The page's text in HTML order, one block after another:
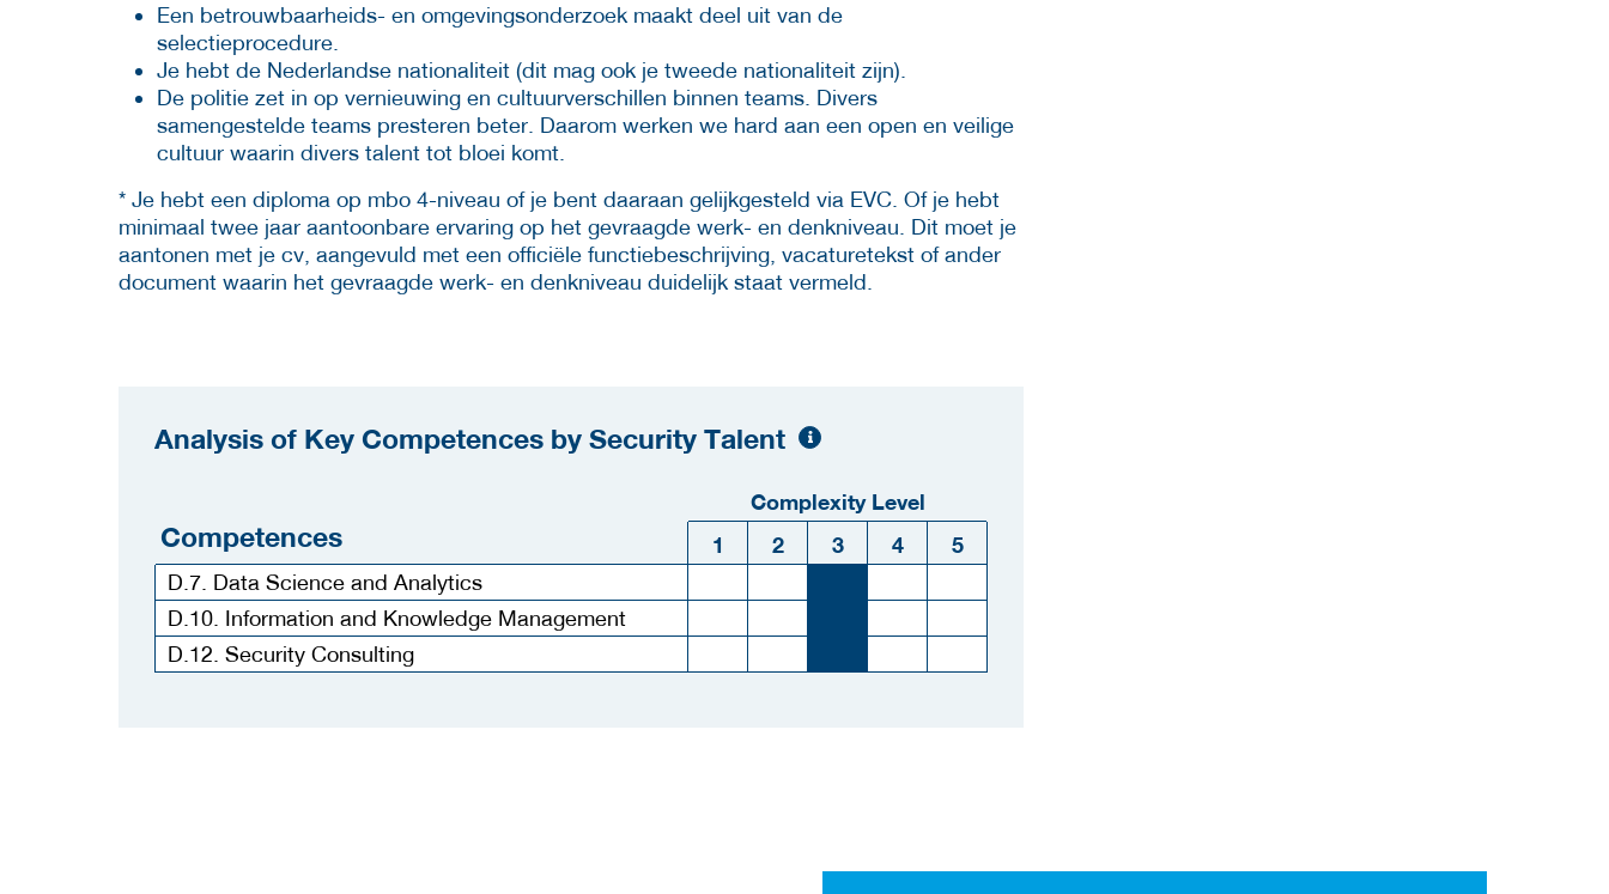
Een betrouwbaarheids- en omgevingsonderzoek maakt deel uit van de
selectieprocedure.
Je hebt de Nederlandse nationaliteit (dit mag ook je tweede nationaliteit zijn).
De politie zet in op vernieuwing en cultuurverschillen binnen teams. Divers
samengestelde teams presteren beter. Daarom werken we hard aan een open en veilige
cultuur waarin divers talent tot bloei komt.
* Je hebt een diploma op mbo 4-niveau of je bent daaraan gelijkgesteld via EVC. Of je hebt
minimaal twee jaar aantoonbare ervaring op het gevraagde werk- en denkniveau. Dit moet je
aantonen met je cv, aangevuld met een officiële functiebeschrijving, vacaturetekst of ander
document waarin het gevraagde werk- en denkniveau duidelijk staat vermeld.
Analysis of Key Competences by Security Talent
Complexity Level
Competences 1 2 3 4 5
D.7. Data Science and Analytics
D.10. Information and Knowledge Management
D.12. Security Consulting